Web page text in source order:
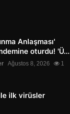
Anlaşması'
oturdu! 'Ü...
Ağustos 8, 2026 1
ilk virüsler